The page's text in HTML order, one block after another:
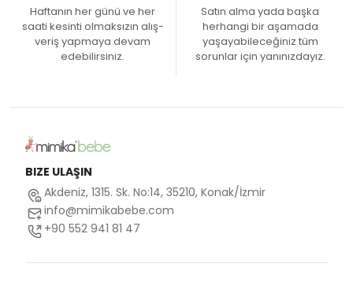
Haftanın her günü ve her
saati kesinti olmaksızın alış-
veriş yapmaya devam
edebilirsiniz.
Satın alma yada başka
herhangi bir aşamada
yaşayabileceğiniz tüm
sorunlar için yanınızdayız.
BIZE ULAŞIN
Akdeniz, 1315. Sk. No:14, 35210, Konak/İzmir
info@mimikabebe.com
+90 552 941 81 47